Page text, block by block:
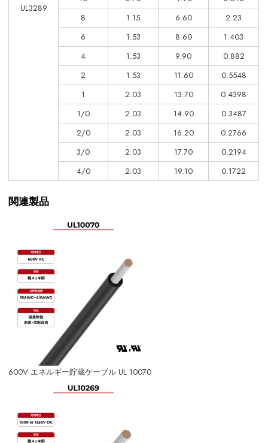
UL3289
8
1.15 6.60
2.23
6
1.53 8.60
1.403
4
1.53 9.90
0.882
2
1.53 11.60
0.5548
1
2.03 13.70
0.4398
1/0
2.03 14.90
0.3487
2/0
2.03 16.20
0.2766
3/0
2.03 17.70
0.2194
4/0
2.03 19.10 0.1722
関連製品
600V エネルギー貯蔵ケーブル UL 10070